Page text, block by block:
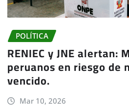
POLÍTICA
RENIEC y JNE alertan:
peruanos en riesgo de
vencido.
Mar 10, 2026